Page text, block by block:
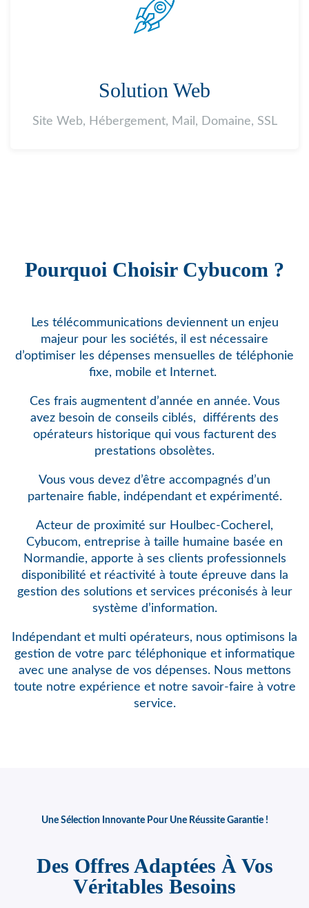
Solution Web
Site Web, Hébergement, Mail, Domaine, SSL
Pourquoi Choisir Cybucom ?
Les télécommunications deviennent un enjeu
majeur pour les sociétés, il est nécessaire
d’optimiser les dépenses mensuelles de téléphonie
fixe, mobile et Internet.
Ces frais augmentent d’année en année. Vous
avez besoin de conseils ciblés,
différents des
opérateurs historique qui vous facturent des
prestations obsolètes.
Vous vous devez d’être accompagnés d’un
partenaire fiable, indépendant et expérimenté.
Acteur de proximité sur Houlbec-Cocherel,
Cybucom, entreprise à taille humaine basée en
Normandie, apporte à ses clients professionnels
disponibilité et réactivité à toute épreuve dans la
gestion des solutions et services préconisés à leur
système d’information.
Indépendant et multi opérateurs, nous optimisons la
gestion de votre parc téléphonique et informatique
avec une analyse de vos dépenses. Nous mettons
toute notre expérience et notre savoir-faire à votre
service.
Une Sélection Innovante Pour Une Réussite Garantie !
Des Offres Adaptées À Vos
Véritables Besoins